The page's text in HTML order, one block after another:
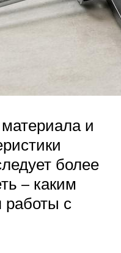
и
более
– каким
работы с